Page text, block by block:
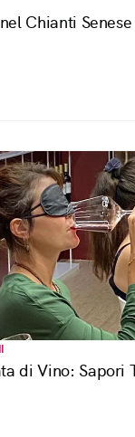
Chianti
di Vino: Sapori